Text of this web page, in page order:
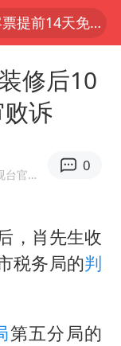
东航：国内客票提前14天免费退改
本智和
广东雷州通报特教老师招聘违规事件
打得很窝囊
好增长态势
国防部：中国军队坚决反制任何闹海挑衅图谋
修后10
诉
·河南广播电视台官方网易号
0
，肖先生收
税务局的判
第五分局的